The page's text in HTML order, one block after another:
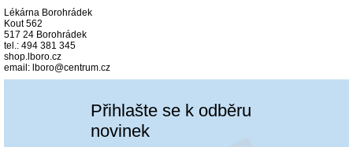
Lékárna Borohrádek
Kout 562
517 24 Borohrádek
tel.: 494 381 345
shop.lboro.cz
email: lboro@centrum.cz
Přihlašte se k odběru
novinek